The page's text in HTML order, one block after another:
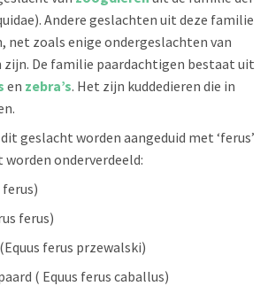
Andere geslachten uit deze familie
net zoals enige ondergeslachten van
zijn. De familie paardachtigen bestaat uit
en zebra’s. Het zijn kuddedieren die in
geslacht worden aangeduid met ‘ferus’
onderverdeeld:
ferus)
ferus)
ferus przewalski)
( Equus ferus caballus)